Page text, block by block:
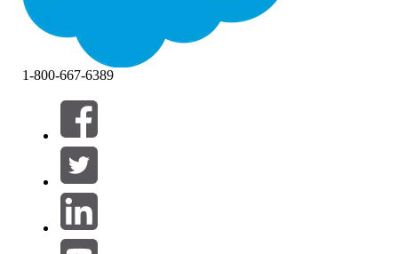
Filtros (0)
SELECCIONAR FILTROS
Área de productos
1-800-667-6389